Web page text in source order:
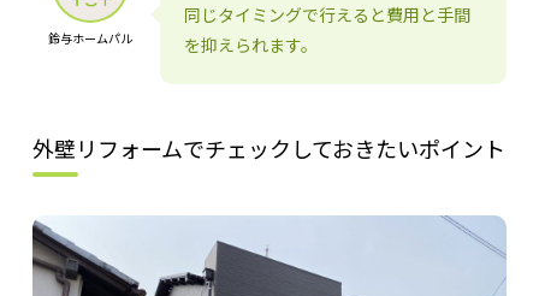
鈴与ホームパル
同じタイミングで行えると費用と手間
を抑えられます。
外壁リフォームでチェックしておきたいポイント